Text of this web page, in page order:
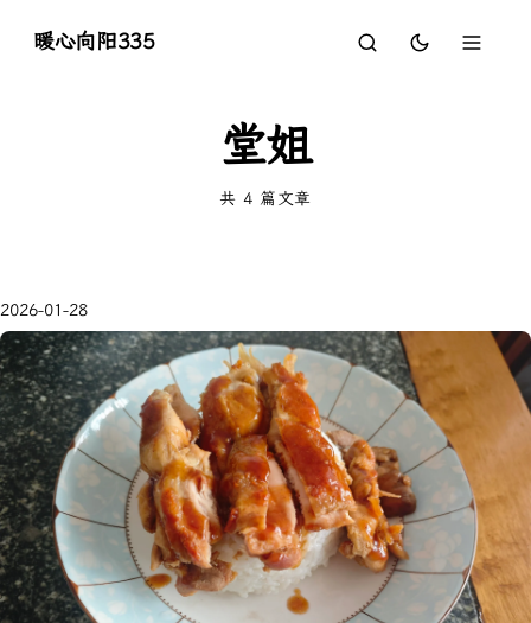
暖心向阳335
堂姐
共 4 篇文章
2026-01-28